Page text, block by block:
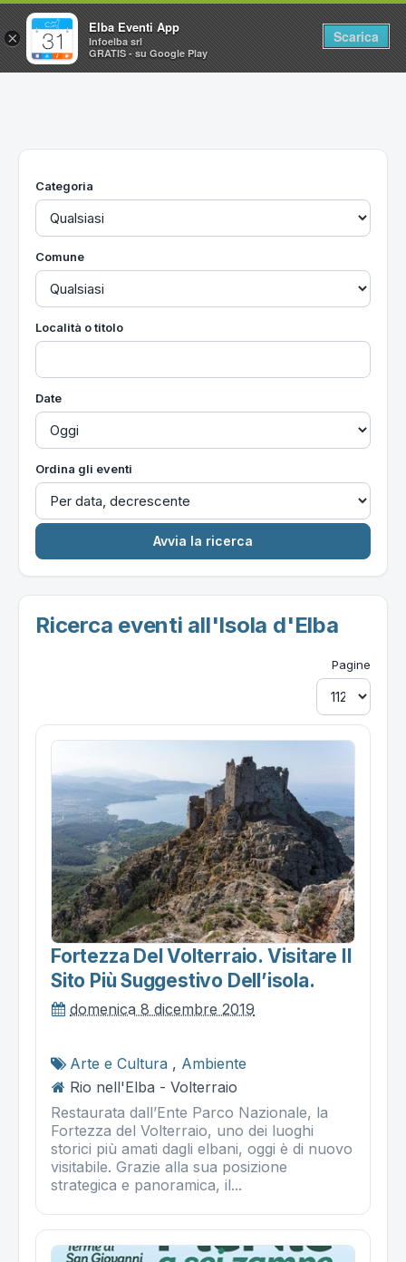
Home
Utilità
Categoria
Comune
Località o titolo
Date
Ordina gli eventi
Ricerca eventi all'Isola d'Elba
Pagine
Fortezza Del Volterraio. Visitare Il
Sito Più Suggestivo Dell’isola.
domenica 8 dicembre 2019
Arte e Cultura , Ambiente
Rio nell'Elba - Volterraio
Restaurata dall’Ente Parco Nazionale, la
Fortezza del Volterraio, uno dei luoghi
storici più amati dagli elbani, oggi è di nuovo
visitabile. Grazie alla sua posizione
strategica e panoramica, il...
×
Elba Eventi App
Infoelba srl
GRATIS - su Google Play
Scarica